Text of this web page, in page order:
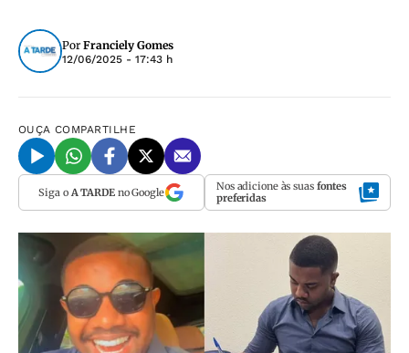
Por Franciely Gomes
12/06/2025 - 17:43 h
OUÇA COMPARTILHE
Siga o A TARDEno Google Nos adicione às suas fontes
preferidas